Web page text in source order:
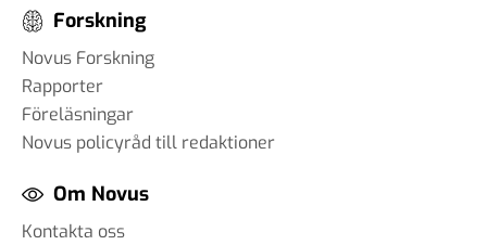
Forskning
Novus Forskning
Rapporter
Föreläsningar
Novus policyråd till redaktioner
Om Novus
Kontakta oss